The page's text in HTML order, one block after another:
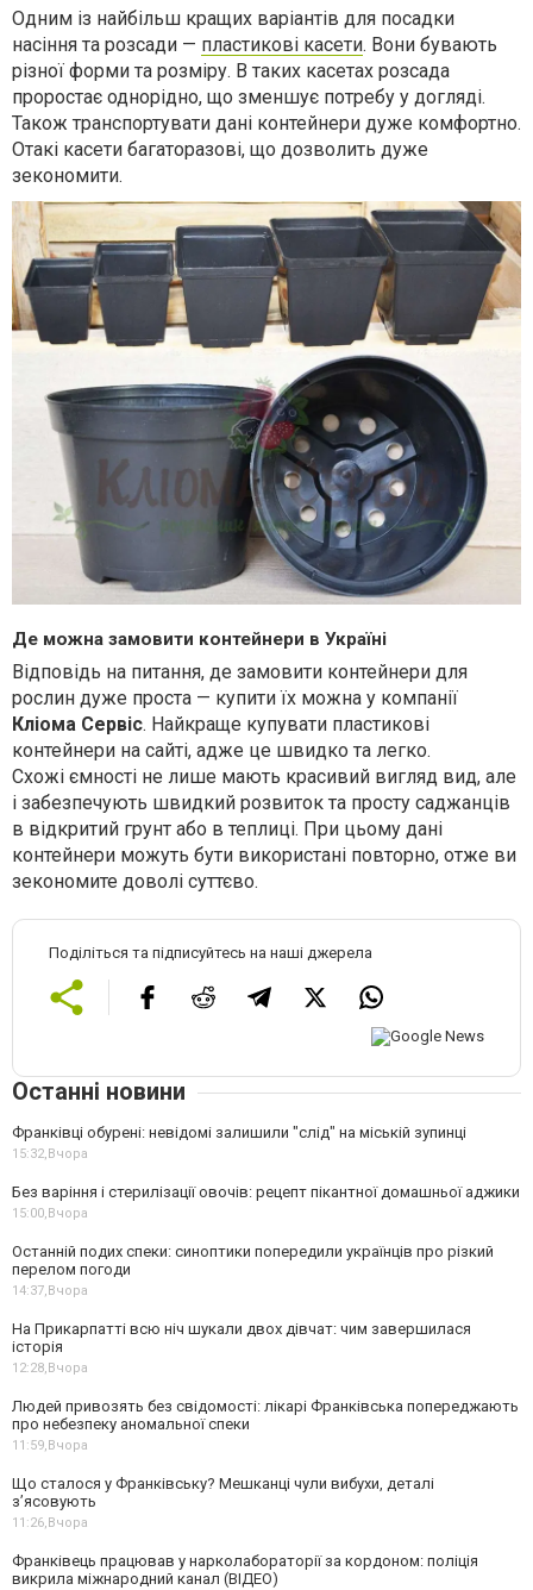
Одним із найбільш кращих варіантів для посадки
насіння та розсади — пластикові касети. Вони бувають
різної форми та розміру. В таких касетах розсада
проростає однорідно, що зменшує потребу у догляді.
Також транспортувати дані контейнери дуже комфортно.
Отакі касети багаторазові, що дозволить дуже
зекономити.
Де можна замовити контейнери в Україні
Відповідь на питання, де замовити контейнери для
рослин дуже проста — купити їх можна у компанії
Кліома Сервіс. Найкраще купувати пластикові
контейнери на сайті, адже це швидко та легко.
Схожі ємності не лише мають красивий вигляд вид, але
і забезпечують швидкий розвиток та просту саджанців
в відкритий грунт або в теплиці. При цьому дані
контейнери можуть бути використані повторно, отже ви
зекономите доволі суттєво.
Поділіться та підписуйтесь на наші джерела
Останні новини
Франківці обурені: невідомі залишили "слід" на міській зупинці
15:32, Вчора
Без варіння і стерилізації овочів: рецепт пікантної домашньої аджики
15:00, Вчора
Останній подих спеки: синоптики попередили українців про різкий
перелом погоди
14:37, Вчора
На Прикарпатті всю ніч шукали двох дівчат: чим завершилася
історія
12:28, Вчора
Людей привозять без свідомості: лікарі Франківська попереджають
про небезпеку аномальної спеки
11:59, Вчора
Що сталося у Франківську? Мешканці чули вибухи, деталі
з’ясовують
11:26, Вчора
Франківець працював у нарколабораторії за кордоном: поліція
викрила міжнародний канал (ВІДЕО)